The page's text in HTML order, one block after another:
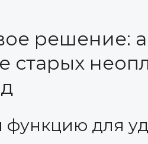
решение:
старых
функцию для